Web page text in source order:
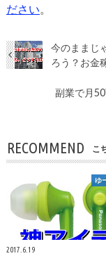
ださい。
今のままじ
ろう？お金
副業で月
RECOMMEND こ
ゆ
2017.6.19